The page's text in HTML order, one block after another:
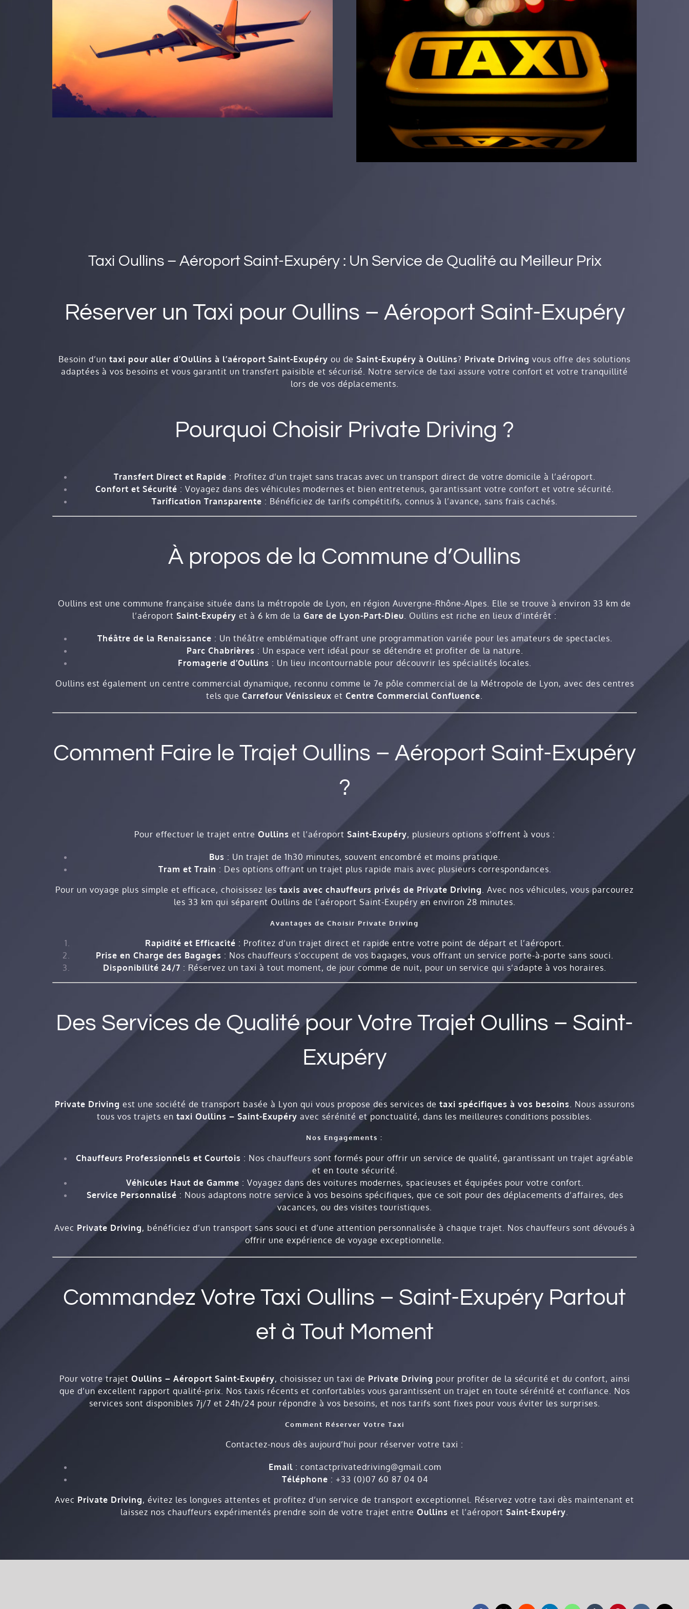
Taxi Oullins – Aéroport Saint-Exupéry : Un Service de Qualité au Meilleur Prix
Réserver un Taxi pour Oullins – Aéroport Saint-Exupéry
Besoin d’un taxi pour aller d’Oullins à l’aéroport Saint-Exupéry ou de Saint-Exupéry à Oullins? Private Driving vous offre des solutions
adaptées à vos besoins et vous garantit un transfert paisible et sécurisé. Notre service de taxi assure votre confort et votre tranquillité
lors de vos déplacements.
Pourquoi Choisir Private Driving ?
Transfert Direct et Rapide : Profitez d’un trajet sans tracas avec un transport direct de votre domicile à l’aéroport.
Confort et Sécurité : Voyagez dans des véhicules modernes et bien entretenus, garantissant votre confort et votre sécurité.
Tarification Transparente : Bénéficiez de tarifs compétitifs, connus à l’avance, sans frais cachés.
À propos de la Commune d’Oullins
Oullins est une commune française située dans la métropole de Lyon, en région Auvergne-Rhône-Alpes. Elle se trouve à environ 33 km de
l’aéroport Saint-Exupéry et à 6 km de la Gare de Lyon-Part-Dieu. Oullins est riche en lieux d’intérêt :
Théâtre de la Renaissance : Un théâtre emblématique offrant une programmation variée pour les amateurs de spectacles.
Parc Chabrières : Un espace vert idéal pour se détendre et profiter de la nature.
Fromagerie d’Oullins : Un lieu incontournable pour découvrir les spécialités locales.
Oullins est également un centre commercial dynamique, reconnu comme le 7e pôle commercial de la Métropole de Lyon, avec des centres
tels que Carrefour Vénissieux et Centre Commercial Confluence.
Comment Faire le Trajet Oullins – Aéroport Saint-Exupéry
?
Pour effectuer le trajet entre Oullins et l’aéroport Saint-Exupéry, plusieurs options s’offrent à vous :
Bus : Un trajet de 1h30 minutes, souvent encombré et moins pratique.
Tram et Train : Des options offrant un trajet plus rapide mais avec plusieurs correspondances.
Pour un voyage plus simple et efficace, choisissez lestaxis avec chauffeurs privés de Private Driving. Avec nos véhicules, vous parcourez
les 33 km qui séparent Oullins de l’aéroport Saint-Exupéry en environ 28 minutes.
Avantages de Choisir Private Driving
Rapidité et Efficacité : Profitez d’un trajet direct et rapide entre votre point de départ et l’aéroport.
Prise en Charge des Bagages : Nos chauffeurs s’occupent de vos bagages, vous offrant un service porte-à-porte sans souci.
Disponibilité 24/7 : Réservez un taxi à tout moment, de jour comme de nuit, pour un service qui s’adapte à vos horaires.
Des Services de Qualité pour Votre Trajet Oullins – Saint-
Exupéry
Private Driving est une société de transport basée à Lyon qui vous propose des services de taxi spécifiques à vos besoins. Nous assurons
tous vos trajets en taxi Oullins – Saint-Exupéry avec sérénité et ponctualité, dans les meilleures conditions possibles.
Nos Engagements :
Chauffeurs Professionnels et Courtois : Nos chauffeurs sont formés pour offrir un service de qualité, garantissant un trajet agréable
et en toute sécurité.
Véhicules Haut de Gamme : Voyagez dans des voitures modernes, spacieuses et équipées pour votre confort.
Service Personnalisé : Nous adaptons notre service à vos besoins spécifiques, que ce soit pour des déplacements d’affaires, des
vacances, ou des visites touristiques.
Avec Private Driving, bénéficiez d’un transport sans souci et d’une attention personnalisée à chaque trajet. Nos chauffeurs sont dévoués à
offrir une expérience de voyage exceptionnelle.
Commandez Votre Taxi Oullins – Saint-Exupéry Partout
et à Tout Moment
Pour votre trajet Oullins – Aéroport Saint-Exupéry, choisissez un taxi de Private Driving pour profiter de la sécurité et du confort, ainsi
que d’un excellent rapport qualité-prix. Nos taxis récents et confortables vous garantissent un trajet en toute sérénité et confiance. Nos
services sont disponibles 7j/7 et 24h/24 pour répondre à vos besoins, et nos tarifs sont fixes pour vous éviter les surprises.
Comment Réserver Votre Taxi
Contactez-nous dès aujourd’hui pour réserver votre taxi :
Email: contactprivatedriving@gmail.com
Téléphone : +33 (0)07 60 87 04 04
Avec Private Driving, évitez les longues attentes et profitez d’un service de transport exceptionnel. Réservez votre taxi dès maintenant et
laissez nos chauffeurs expérimentés prendre soin de votre trajet entre Oullins et l’aéroport Saint-Exupéry